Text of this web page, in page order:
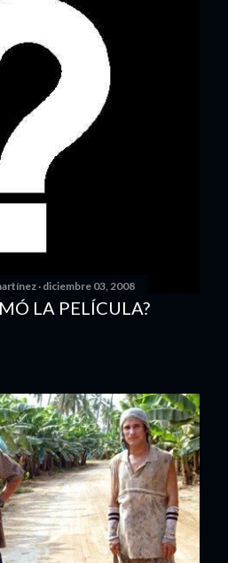
diciembre 03, 2008
LA PELÍCULA?